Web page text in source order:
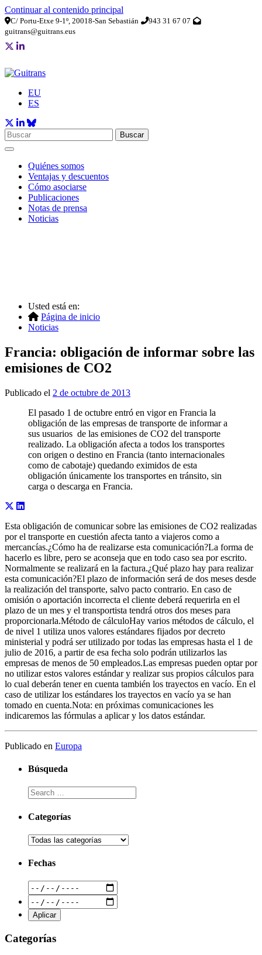
Continuar al contenido principal
C/ Portu-Etxe 9-1º, 20018-San Sebastián
943 31 67 07
guitrans@guitrans.eus
EU
ES
Buscar
Quiénes somos
Ventajas y descuentos
Cómo asociarse
Publicaciones
Notas de prensa
Noticias
Usted está en:
Página de inicio
Noticias
Francia: obligación de informar sobre las
emisiones de CO2
Publicado el 2 de octubre de 2013
El pasado 1 de octubre entró en vigor en Francia la
obligación de las empresas de transporte de informar a
sus usuarios de las emisiones de CO2 del transporte
realizado. La obligación afecta a todos los transportes
con origen o destino en Francia (tanto internacionales
como de cabotaje) quedando eximidos de esta
obligación únicamente los transportes en tránsito, sin
carga o descarga en Francia.
Esta obligación de comunicar sobre las emisiones de CO2 realizadas
por el transporte en cuestión afecta tanto a viajeros como a
mercancías.¿Cómo ha de realizarse esta comunicación?La forma de
hacerlo es libre, pero se aconseja que en todo caso sea por escrito.
Normalmente se realizará en la factura.¿Qué plazo hay para realizar
esta comunicación?El plazo de información será de dos meses desde
la realización del transporte, salvo pacto contrario. En caso de
omisión o aportación incorrecta el cliente deberá requerirla en el
plazo de un mes y el transportista tendrá otros dos meses para
proporcionarla.Método de cálculoHay varios métodos de cálculo, el
de nivel 1 utiliza unos valores estándares fijados por decreto
ministerial y podrá ser utilizado por todas las empresas hasta el 1 de
julio de 2016, a partir de esa fecha solo podrán utilizarlos las
empresas de menos de 50 empleados.Las empresas pueden optar por
no utilizar estos valores estándar y realizar sus propios cálculos para
lo cual deberán tener en cuenta también los trayectos en vacío. En el
caso de utilizar los estándares los trayectos en vacío ya se han
tomado en cuenta.Nota: en próximas comunicaciones les
indicaremos las fórmulas a aplicar y los datos estándar.
Publicado en Europa
Búsqueda
Categorías
Fechas
Categorías